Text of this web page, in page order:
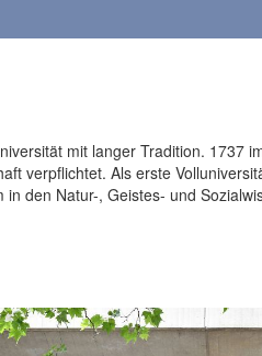
mit langer Tradition.
verpflichtet. Als erste
den Natur-, Geistes- und